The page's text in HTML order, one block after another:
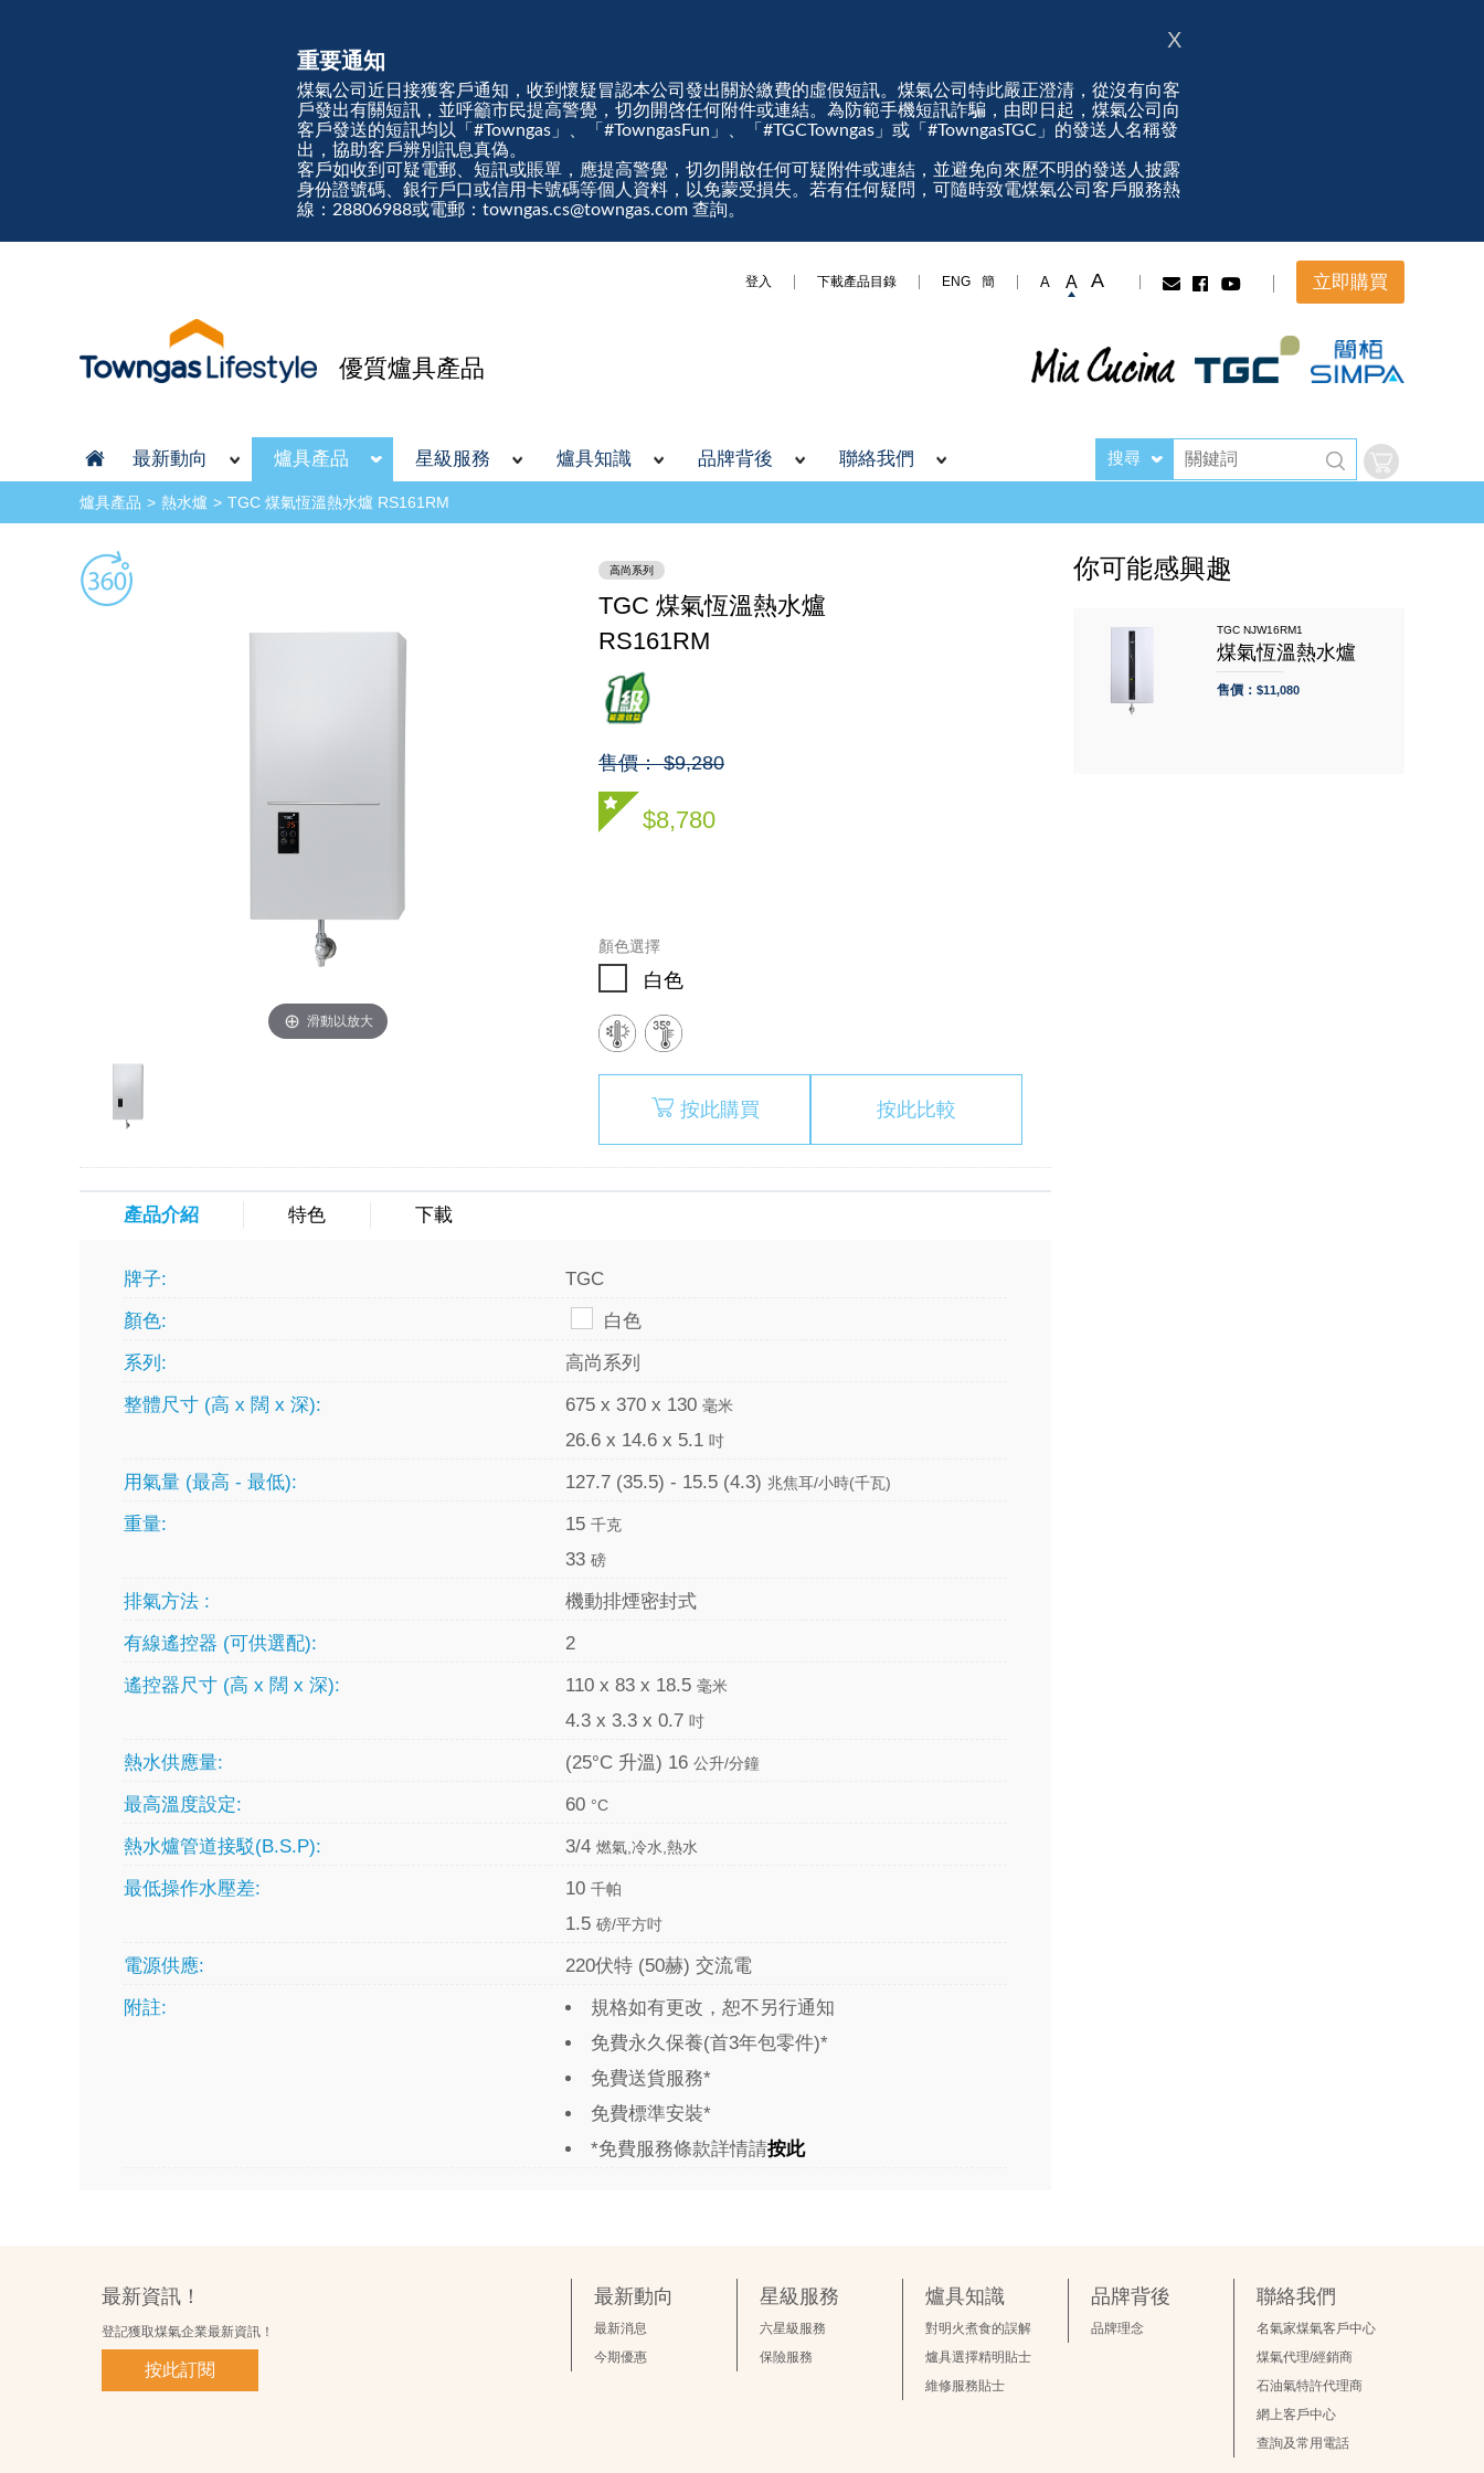
重要通知
煤氣公司近日接獲客戶通知，收到懷疑冒認本公司發出關於繳費的虛假短訊。煤氣公司特此嚴正澄清，從沒有向客
戶發出有關短訊，並呼籲市民提高警覺，切勿開啓任何附件或連結。為防範手機短訊詐騙，由即日起，煤氣公司向
客戶發送的短訊均以「#Towngas」、「#TowngasFun」、「#TGCTowngas」或「#TowngasTGC」的發送人名稱發
出，協助客戶辨別訊息真偽。
客戶如收到可疑電郵、短訊或賬單，應提高警覺，切勿開啟任何可疑附件或連結，並避免向來歷不明的發送人披露
身份證號碼、銀行戶口或信用卡號碼等個人資料，以免蒙受損失。若有任何疑問，可隨時致電煤氣公司客戶服務熱
線：28806988或電郵：towngas.cs@towngas.com 查詢。
X
登入 下載產品目錄 ENG 簡 A A A 立即購買
優質爐具產品
最新動向 爐具產品 星級服務 爐具知識 品牌背後 聯絡我們 搜尋
爐具產品 熱水爐 TGC 煤氣恆溫熱水爐 RS161RM
滑動以放大
高尚系列
TGC 煤氣恆溫熱水爐
RS161RM
售價： $9,280
$8,780
顏色選擇
白色
按此購買 按此比較
產品介紹 特色 下載
牌子:
TGC
顏色:
白色
系列:
高尚系列
整體尺寸 (高 x 闊 x 深):
675 x 370 x 130 毫米
26.6 x 14.6 x 5.1 吋
用氣量 (最高 - 最低): 127.7 (35.5) - 15.5 (4.3) 兆焦耳/小時(千瓦)
重量: 15 千克
33 磅
排氣方法 :
機動排煙密封式
有線遙控器 (可供選配):
2
遙控器尺寸 (高 x 闊 x 深):
110 x 83 x 18.5 毫米
4.3 x 3.3 x 0.7 吋
熱水供應量: (25°C 升溫) 16 公升/分鐘
最高溫度設定: 60 °C
熱水爐管道接駁(B.S.P): 3/4 燃氣,冷水,熱水
最低操作水壓差: 10 千帕
1.5 磅/平方吋
電源供應:
220伏特 (50赫) 交流電
附註:
規格如有更改，恕不另行通知
免費永久保養(首3年包零件)*
免費送貨服務*
免費標準安裝*
*免費服務條款詳情請按此
你可能感興趣
TGC NJW16RM1
煤氣恆溫熱水爐
售價： $11,080
最新資訊！
登記獲取煤氣企業最新資訊！
按此訂閱
最新動向
最新消息
今期優惠
星級服務
六星級服務
保險服務
爐具知識
對明火煮食的誤解
爐具選擇精明貼士
維修服務貼士
品牌背後
品牌理念
聯絡我們
名氣家煤氣客戶中心
煤氣代理/經銷商
石油氣特許代理商
網上客戶中心
查詢及常用電話